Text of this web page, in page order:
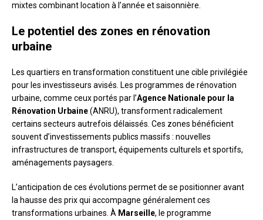
mixtes combinant location à l’année et saisonnière.
Le potentiel des zones en rénovation
urbaine
Les quartiers en transformation constituent une cible privilégiée
pour les investisseurs avisés. Les programmes de rénovation
urbaine, comme ceux portés par l’Agence Nationale pour la
Rénovation Urbaine(ANRU), transforment radicalement
certains secteurs autrefois délaissés. Ces zones bénéficient
souvent d’investissements publics massifs : nouvelles
infrastructures de transport, équipements culturels et sportifs,
aménagements paysagers.
L’anticipation de ces évolutions permet de se positionner avant
la hausse des prix qui accompagne généralement ces
transformations urbaines. À Marseille, le programme